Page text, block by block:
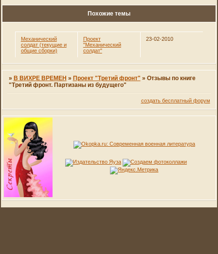
Похожие темы
Механический
солдат (текущие и
общие сборки)
Проект
"Механический
солдат"
23-02-2010
» В ВИХРЕ ВРЕМЕН » Проект "Третий фронт" » Отзывы по книге
"Третий фронт. Партизаны из будущего"
создать бесплатный форум